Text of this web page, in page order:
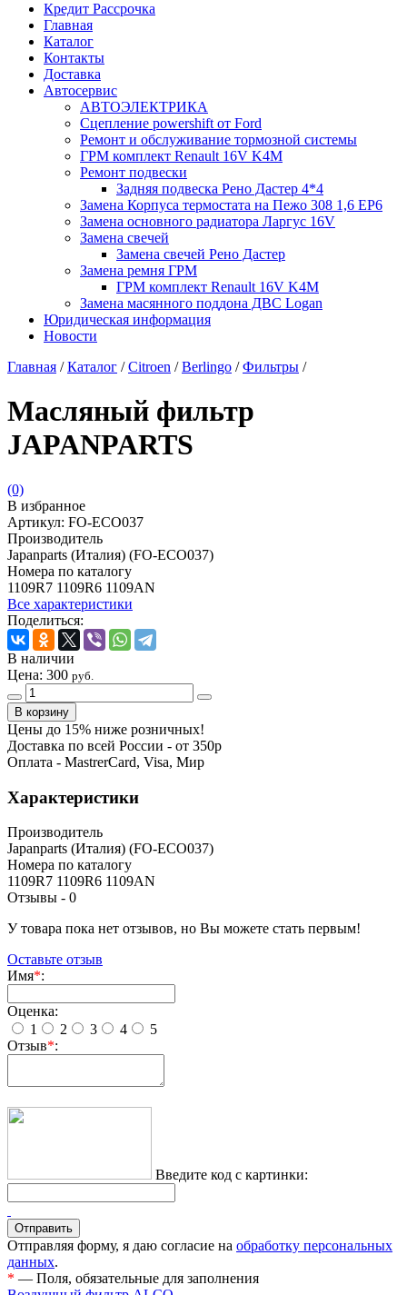
Кредит Рассрочка
Главная
Каталог
Контакты
Доставка
Автосервис
АВТОЭЛЕКТРИКА
Сцепление powershift от Ford
Ремонт и обслуживание тормозной системы
ГРМ комплект Renault 16V K4M
Ремонт подвески
Задняя подвеска Рено Дастер 4*4
Замена Корпуса термостата на Пежо 308 1,6 EP6
Замена основного радиатора Ларгус 16V
Замена свечей
Замена свечей Рено Дастер
Замена ремня ГРМ
ГРМ комплект Renault 16V K4M
Замена масянного поддона ДВС Logan
Юридическая информация
Новости
Главная / Каталог / Citroen / Berlingo / Фильтры /
Масляный фильтр
JAPANPARTS
(0)
В избранное
Артикул: FO-ECO037
Производитель
Japanparts (Италия) (FO-ECO037)
Номера по каталогу
1109R7 1109R6 1109AN
Все характеристики
Поделиться:
В наличии
Цена: 300 руб.
Цены до 15% ниже розничных!
Доставка по всей России - от 350р
Оплата - MastrerCard, Visa, Мир
Характеристики
Производитель
Japanparts (Италия) (FO-ECO037)
Номера по каталогу
1109R7 1109R6 1109AN
Отзывы - 0
У товара пока нет отзывов, но Вы можете стать первым!
Оставьте отзыв
Имя*:
Оценка:
1
2 3 4
5
Отзыв*:
Введите код с картинки:
Отправляя форму, я даю согласие на обработку персональных
данных.
* — Поля, обязательные для заполнения